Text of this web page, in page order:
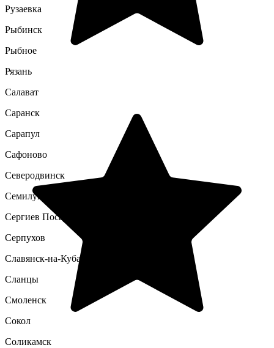
Рузаевка
Рыбинск
Рыбное
Рязань
Салават
Саранск
Сарапул
Сафоново
Северодвинск
Семилуки
Сергиев Посад
Серпухов
Славянск-на-Кубани
Сланцы
Смоленск
Сокол
Соликамск